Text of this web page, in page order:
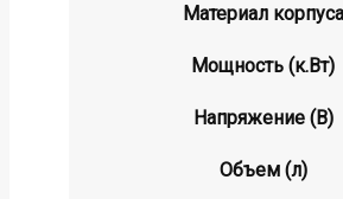
Материал корпуса
Мощность (к.Вт)
Напряжение (В)
Объем (л)